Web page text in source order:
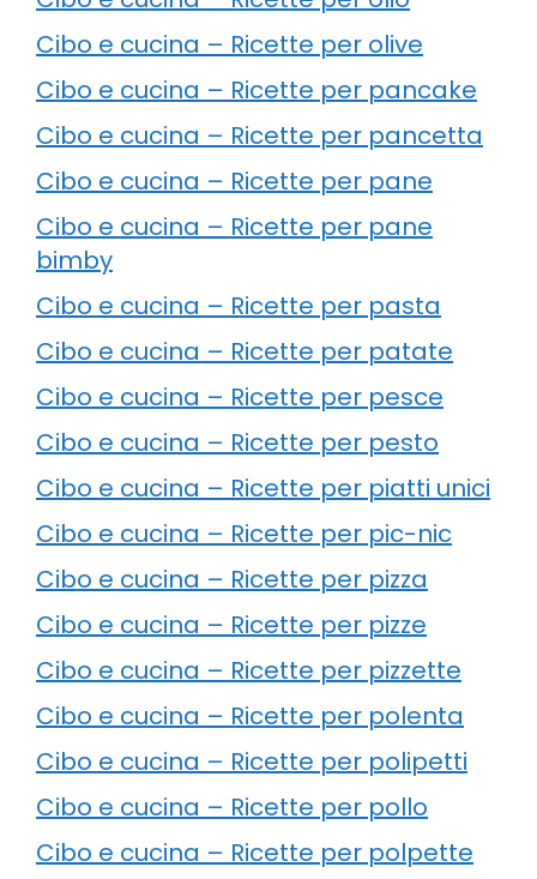
Cibo e cucina – Ricette per olive
Cibo e cucina – Ricette per pancake
Cibo e cucina – Ricette per pancetta
Cibo e cucina – Ricette per pane
Cibo e cucina – Ricette per pane
bimby
Cibo e cucina – Ricette per pasta
Cibo e cucina – Ricette per patate
Cibo e cucina – Ricette per pesce
Cibo e cucina – Ricette per pesto
Cibo e cucina – Ricette per piatti unici
Cibo e cucina – Ricette per pic-nic
Cibo e cucina – Ricette per pizza
Cibo e cucina – Ricette per pizze
Cibo e cucina – Ricette per pizzette
Cibo e cucina – Ricette per polenta
Cibo e cucina – Ricette per polipetti
Cibo e cucina – Ricette per pollo
Cibo e cucina – Ricette per polpette